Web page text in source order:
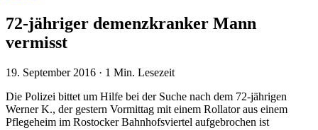
72-jähriger demenzkranker Mann
vermisst
19. September 2016 · 1 Min. Lesezeit
Die Polizei bittet um Hilfe bei der Suche nach dem 72-jährigen
Werner K., der gestern Vormittag mit einem Rollator aus einem
Pflegeheim im Rostocker Bahnhofsviertel aufgebrochen ist